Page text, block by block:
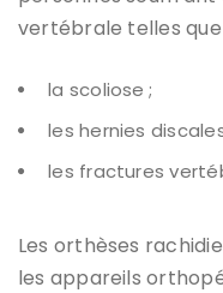
vertébrale telles que
la scoliose ;
les hernies
les fractures
Les orthèses
les appareils